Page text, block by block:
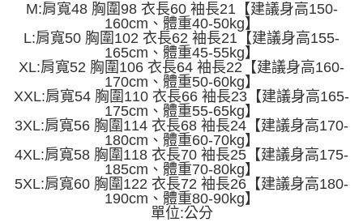
【注意事項】
1.本服務係由「台灣大哥大股份有限公司」（以下簡稱本公司）所提供，讓
用戶於交易時，得透過本服務購買商品或服務，並由商店將買賣／分期付款
買賣價金債權讓與本公司後，依約使用本公司帳單繳交帳款。
2.基於同意付款使用「大哥付你分期」之契約關係目的，商店將以您的個人
資料（包含姓名、電話或地址）提供予台灣大哥大進項蒐集、處理及利用，
由本公司與您本人進行分期帳單所需資料之確認、核對及更正。
3.完整用戶服務條款，請詳閱以下連結：https://oppay.tw/userRule
３．收到繳費通知簡訊後14天內，點擊此簡訊中的連結，可透過四大超商／
ATM／網路銀行／等多元方式進行付款，方視為交易完成。
※ 請注意：結帳手續完成當下不需立刻繳費，但若您需要取消訂單，請聯絡
購買商品的店家。未經商家同意取消之訂單仍視為有效，需透過AFTEE先享
後付繳納相關費用。
※ 交易是否成功請以「AFTEE先享後付 」之結帳頁面顯示為準，若有關於
是否繳費成功／繳費後需取消欲退款等相關疑問，請聯繫「AFTEE先享後付
https://netprotections.freshdesk.com/support/home
１．透過由恩沛科技股份有限公司提供之「AFTEE先享後付」服務完成之交
易，需依本服務之必要範圍內提供個人資料，並將交易相關給付款項請求債
權轉讓予恩沛科技股份有限公司。
２．關於個人資料處理事宜，請瀏覽以下網址：
7-11取貨付款
每筆NT$45，滿NT$499(含以上)免運費
每筆NT$45，滿NT$499(含以上)免運費
宅配
每筆NT$70，滿NT$499(含以上)免運費
M:肩寬48 胸圍98 衣長60 袖長21【建議身高150-
160cm、體重40-50kg】
L:肩寬50 胸圍102 衣長62 袖長21【建議身高155-
165cm、體重45-55kg】
XL:肩寬52 胸圍106 衣長64 袖長22【建議身高160-
170cm、體重50-60kg】
XXL:肩寬54 胸圍110 衣長66 袖長23【建議身高165-
175cm、體重55-65kg】
3XL:肩寬56 胸圍114 衣長68 袖長24【建議身高170-
180cm、體重60-70kg】
4XL:肩寬58 胸圍118 衣長70 袖長25【建議身高175-
185cm、體重70-80kg】
5XL:肩寬60 胸圍122 衣長72 袖長26【建議身高180-
190cm、體重80-90kg】
單位:公分